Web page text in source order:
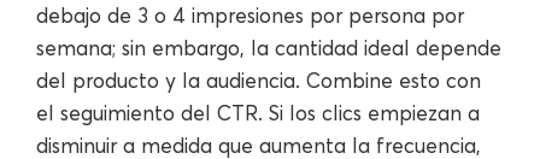
debajo de 3 o 4 impresiones por persona por
semana; sin embargo, la cantidad ideal depende
del producto y la audiencia. Combine esto con
el seguimiento del CTR. Si los clics empiezan a
disminuir a medida que aumenta la frecuencia,